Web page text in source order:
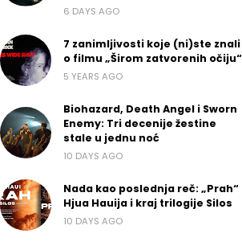
6 DAYS AGO
7 zanimljivosti koje (ni)ste znali
o filmu „Širom zatvorenih očiju“
5 YEARS AGO
Biohazard, Death Angel i Sworn
Enemy: Tri decenije žestine
stale u jednu noć
10 DAYS AGO
Nada kao poslednja reč: „Prah“
Hjua Hauija i kraj trilogije Silos
10 DAYS AGO